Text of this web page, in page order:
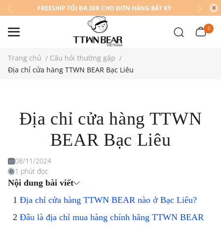
FREESHIP TỐI ĐA 30K CHO ĐƠN HÀNG BẤT KỲ
0
Trang chủ / Câu hỏi thường gặp /
Địa chỉ cửa hàng TTWN BEAR Bạc Liêu
Địa chỉ cửa hàng TTWN
BEAR Bạc Liêu
08/11/2024
1 phút đọc
Nội dung bài viết
Địa chỉ cửa hàng TTWN BEAR nào ở Bạc Liêu?
Đâu là địa chỉ mua hàng chính hãng TTWN BEAR